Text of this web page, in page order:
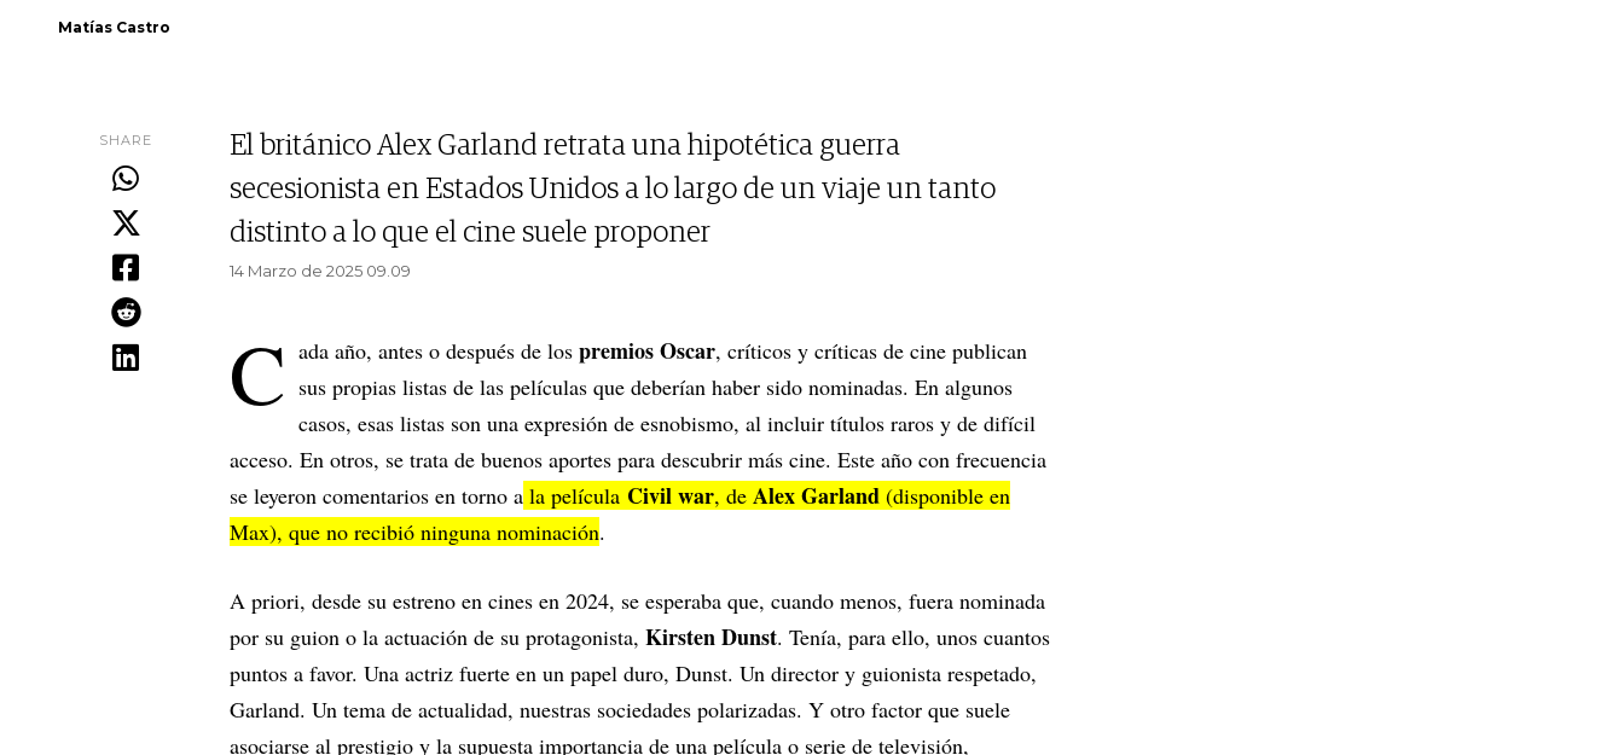
Matías Castro
SHARE
El británico Alex Garland retrata una hipotética guerra
secesionista en Estados Unidos a lo largo de un viaje un tanto
distinto a lo que el cine suele proponer
14 Marzo de 2025 09.09
C ada año, antes o después de los premios Oscar, críticos y críticas de cine publican
sus propias listas de las películas que deberían haber sido nominadas. En algunos
casos, esas listas son una expresión de esnobismo, al incluir títulos raros y de difícil
acceso. En otros, se trata de buenos aportes para descubrir más cine. Este año con frecuencia
se leyeron comentarios en torno a la película Civil war, de Alex Garland (disponible en
Max), que no recibió ninguna nominación.
A priori, desde su estreno en cines en 2024, se esperaba que, cuando menos, fuera nominada
por su guion o la actuación de su protagonista, Kirsten Dunst. Tenía, para ello, unos cuantos
puntos a favor. Una actriz fuerte en un papel duro, Dunst. Un director y guionista respetado,
Garland. Un tema de actualidad, nuestras sociedades polarizadas. Y otro factor que suele
asociarse al prestigio y la supuesta importancia de una película o serie de televisión,